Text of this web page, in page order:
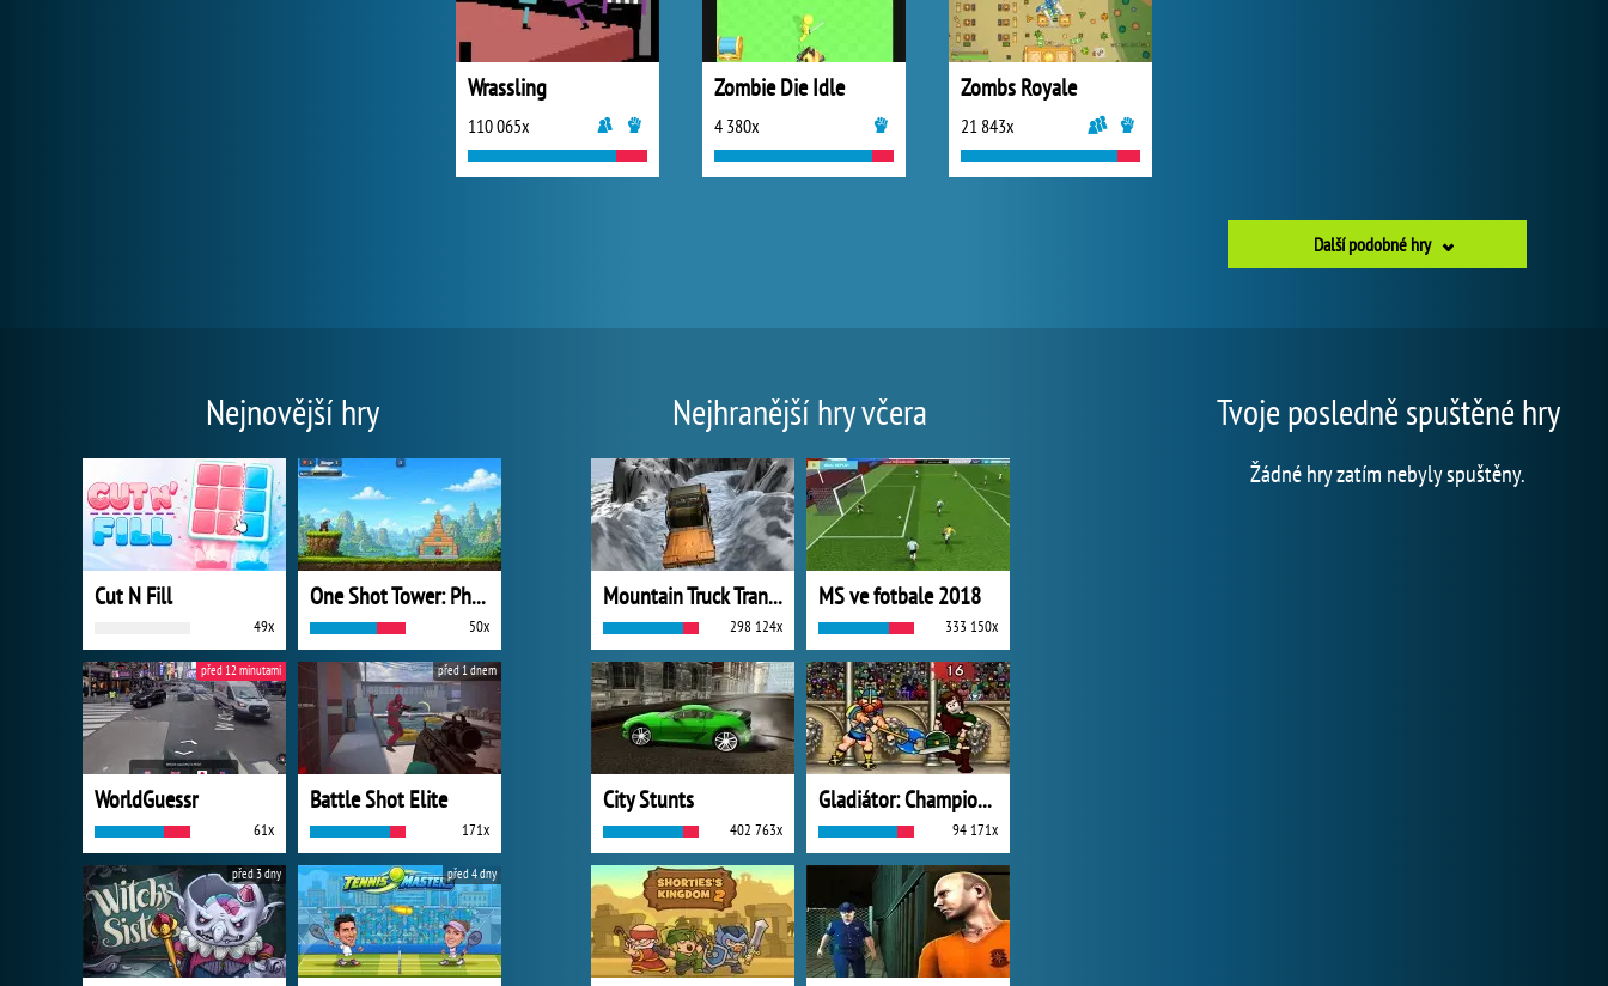
Wrassling
110 065x
Zombie Die Idle
4 380x
Zombs Royale
21 843x
Další podobné hry
Nejnovější hry
Cut N Fill
49x
One Shot Tower: Physics Destroyer
50x
WorldGuessr
61x
před 12 minutami
Battle Shot Elite
171x
před 1 dnem
před 3 dny před 4 dny
Nejhranější hry včera
Mountain Truck Transport
298 124x
MS ve fotbale 2018
333 150x
City Stunts
402 763x
Gladiátor: Champions Sprint
94 171x
Tvoje posledně spuštěné hry
Žádné hry zatím nebyly spuštěny.